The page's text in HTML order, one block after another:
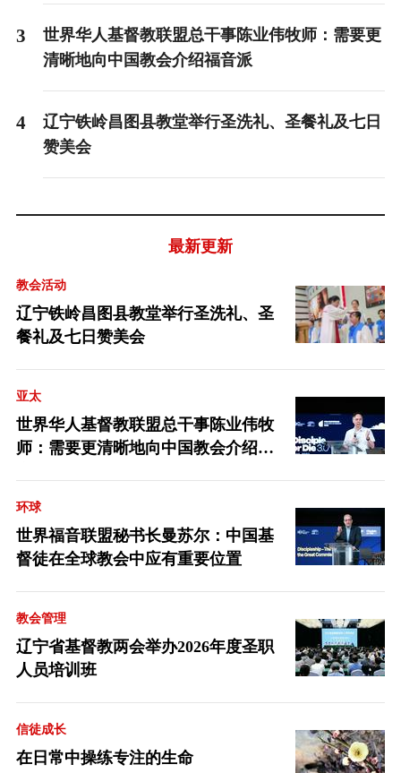
3
世界华人基督教联盟总干事陈业伟牧师：需要更
清晰地向中国教会介绍福音派
4
辽宁铁岭昌图县教堂举行圣洗礼、圣餐礼及七日
赞美会
最新更新
教会活动
辽宁铁岭昌图县教堂举行圣洗礼、圣
餐礼及七日赞美会
亚太
世界华人基督教联盟总干事陈业伟牧
师：需要更清晰地向中国教会介绍福
环球
世界福音联盟秘书长曼苏尔：中国基
督徒在全球教会中应有重要位置
教会管理
辽宁省基督教两会举办2026年度圣职
人员培训班
信徒成长
在日常中操练专注的生命